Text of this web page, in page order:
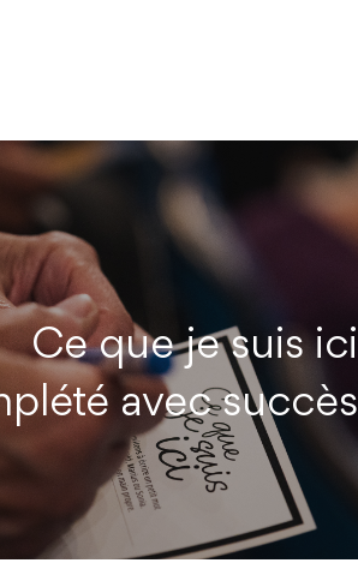
Ce que je suis ici
avec succès